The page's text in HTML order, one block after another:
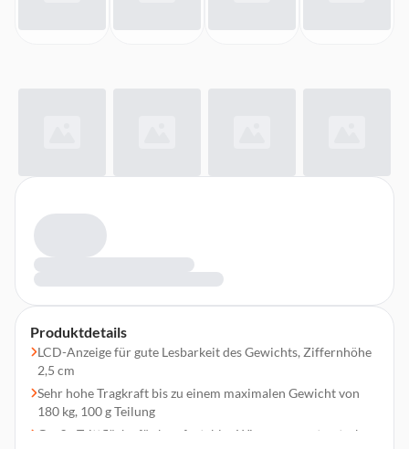
Produktdetails
LCD-Anzeige für gute Lesbarkeit des Gewichts, Ziffernhöhe
2,5 cm
Sehr hohe Tragkraft bis zu einem maximalen Gewicht von
180 kg, 100 g Teilung
Große Trittfläche für komfortables Wiegen aus extrastarkem